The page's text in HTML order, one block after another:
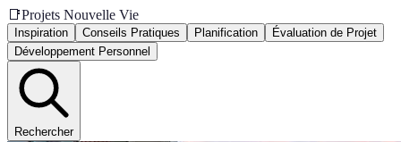
📑Projets Nouvelle Vie
Inspiration Conseils Pratiques Planification
Évaluation de Projet
Développement Personnel
Rechercher